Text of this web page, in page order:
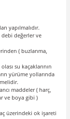
yapılmalıdır.
debi değerler ve
( buzlanma,
su kaçaklarının
yürüme yollarında
maddeler ( harç,
ve boya gibi )
üzerindeki ok işareti